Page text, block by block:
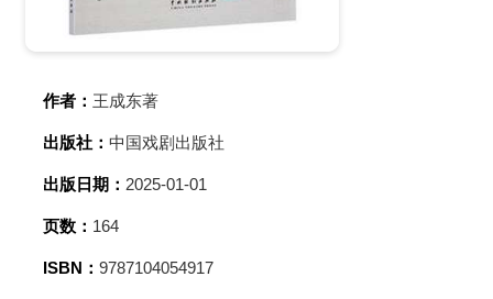
作者： 王成东著
出版社： 中国戏剧出版社
出版日期： 2025-01-01
页数： 164
ISBN： 9787104054917